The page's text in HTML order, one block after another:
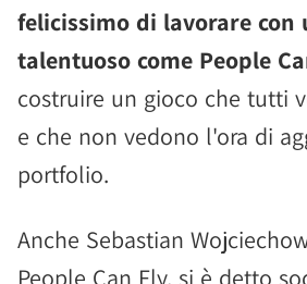
felicissimo di lavorare con
talentuoso come People
costruire un gioco che tutti
e che non vedono l'ora di
portfolio.
Anche Sebastian
People Can Fly, si è detto